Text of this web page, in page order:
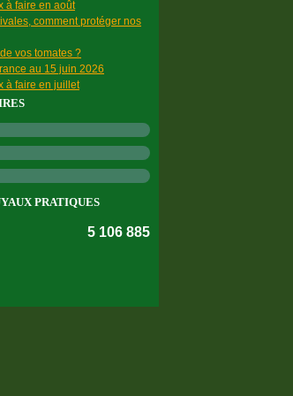
à faire en août
comment protéger nos
vos tomates ?
au 15 juin 2026
à faire en juillet
PRATIQUES
5 106 885